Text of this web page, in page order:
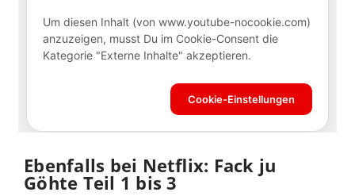
Ebenfalls bei Netflix: Fack ju
Göhte Teil 1 bis 3